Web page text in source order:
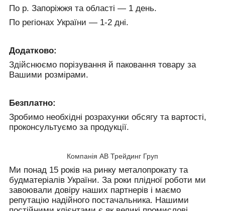
По р. Запоріжжя та області — 1 день.
По регіонах України — 1-2 дні.
Додатково:
Здійснюємо порізування й паковання товару за
Вашими розмірами.
Безплатно:
Зробимо необхідні розрахунки обсягу та вартості,
проконсультуємо за продукції.
Компанія АВ Трейдинг Груп
Ми понад 15 років на ринку металопрокату та
будматеріалів України. За роки плідної роботи ми
завоювали довіру наших партнерів і маємо
репутацію надійного постачальника. Нашими